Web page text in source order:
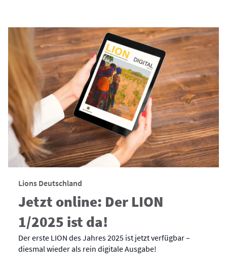
Lions Deutschland
Jetzt online: Der LION
1/2025 ist da!
Der erste LION des Jahres 2025 ist jetzt verfügbar –
diesmal wieder als rein digitale Ausgabe!